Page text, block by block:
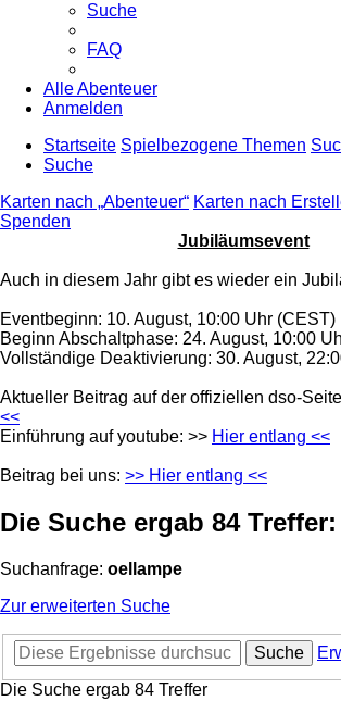
Suche
FAQ
Alle Abenteuer
Anmelden
Startseite Spielbezogene Themen
Suche
Karten nach „Abenteuer“ Karten nach
Spenden
Jubiläumsevent
Auch in diesem Jahr gibt es wieder ein
Eventbeginn: 10. August, 10:00 Uhr (CEST)
Beginn Abschaltphase: 24. August, 10:00
Vollständige Deaktivierung: 30. August,
Aktueller Beitrag auf der offiziellen dso-
<<
Einführung auf youtube: >> Hier entlang <<
Beitrag bei uns: >> Hier entlang <<
Die Suche ergab 84 Treffer:
Suchanfrage: oellampe
Zur erweiterten Suche
Suche
Die Suche ergab 84 Treffer